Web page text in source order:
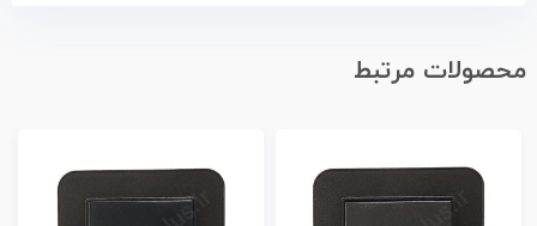
محصولات مرتبط